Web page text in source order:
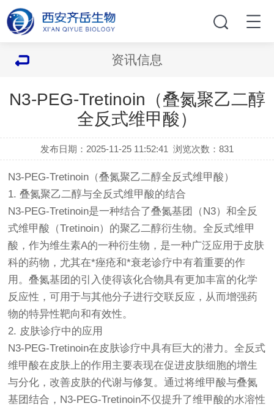
资讯信息
N3-PEG-Tretinoin（叠氮聚乙二醇
全反式维甲酸）
发布日期：2025-11-25 11:52:41 浏览次数：831
N3-PEG-Tretinoin（叠氮聚乙二醇全反式维甲酸）
1. 叠氮聚乙二醇与全反式维甲酸的结合
N3-PEG-Tretinoin是一种结合了叠氮基团（N3）和全反
式维甲酸（Tretinoin）的聚乙二醇衍生物。全反式维甲
酸，作为维生素A的一种衍生物，是一种广泛应用于皮肤
科的药物，尤其在*痤疮和*衰老诊疗中有着重要的作
用。叠氮基团的引入使得该化合物具有更加丰富的化学
反应性，可用于与其他分子进行交联反应，从而增强药
物的特异性靶向和有效性。
2. 皮肤诊疗中的应用
N3-PEG-Tretinoin在皮肤诊疗中具有巨大的潜力。全反式
维甲酸在皮肤上的作用主要表现在促进皮肤细胞的增生
与分化，改善皮肤的代谢与修复。通过将维甲酸与叠氮
基团结合，N3-PEG-Tretinoin不仅提升了维甲酸的水溶性